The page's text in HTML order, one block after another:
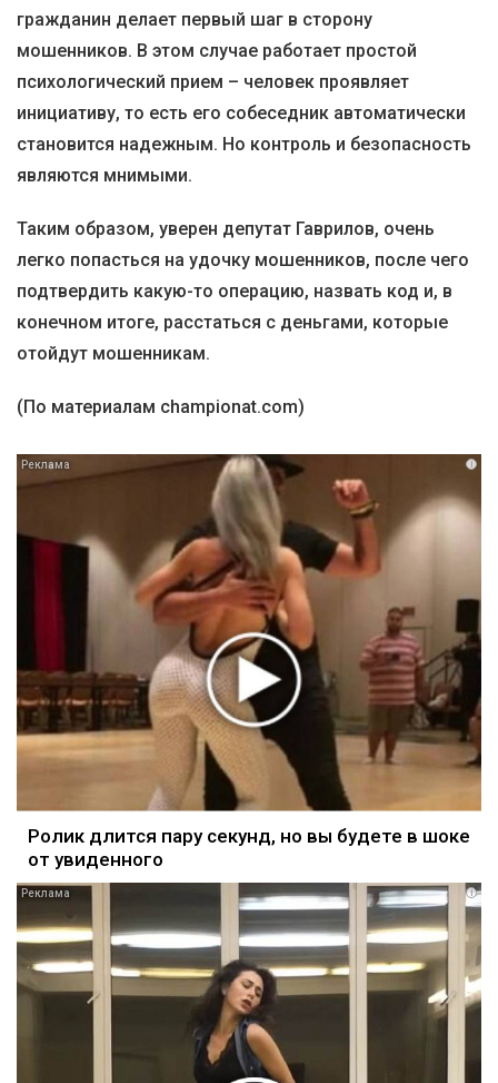
гражданин делает первый шаг в сторону
мошенников. В этом случае работает простой
психологический прием – человек проявляет
инициативу, то есть его собеседник автоматически
становится надежным. Но контроль и безопасность
являются мнимыми.
Таким образом, уверен депутат Гаврилов, очень
легко попасться на удочку мошенников, после чего
подтвердить какую-то операцию, назвать код и, в
конечном итоге, расстаться с деньгами, которые
отойдут мошенникам.
(По материалам championat.com)
i
Ролик длится пару секунд, но вы будете в шоке
от увиденного
i